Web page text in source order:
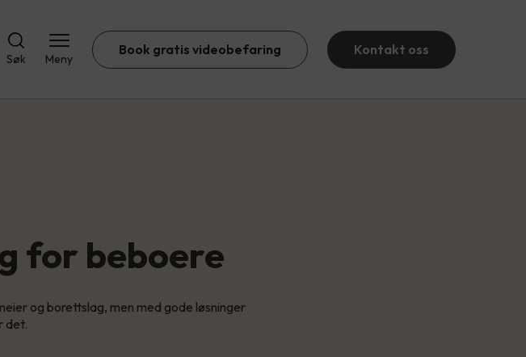
Søk Meny
Book gratis videobefaring Kontakt oss
for beboere
og borettslag, men med gode løsninger
det.